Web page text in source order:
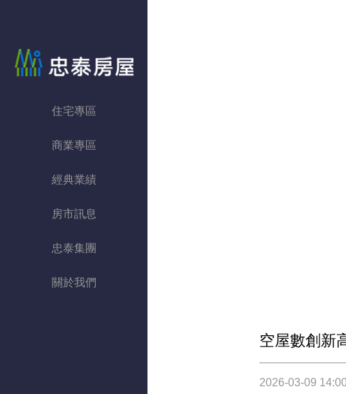
住宅專區
商業專區
經典業績
房市訊息
忠泰集團
關於我們
空屋數創新
2026-03-09